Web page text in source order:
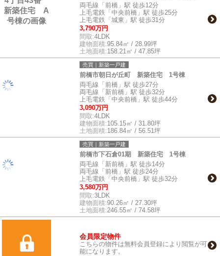
両毛線「前橋」駅 徒歩12分
上毛電鉄「中央前橋」駅 徒歩25分
上毛電鉄「城東」駅 徒歩31分
3,790万円
間取:4LDK
建物面積:95.84㎡ / 28.99坪
土地面積:158.21㎡ / 47.85坪
売買｜新築一戸建
前橋市朝日が丘町 新築住宅 1号棟
両毛線「前橋」駅 徒歩27分
両毛線「新前橋」駅 徒歩32分
上毛電鉄「中央前橋」駅 徒歩44分
3,090万円
間取:4LDK
建物面積:105.15㎡ / 31.80坪
土地面積:186.84㎡ / 56.51坪
売買｜新築一戸建
前橋市下石倉01期 新築住宅 1号棟
両毛線「新前橋」駅 徒歩14分
両毛線「前橋」駅 徒歩24分
上毛電鉄「中央前橋」駅 徒歩32分
3,580万円
間取:3LDK
建物面積:90.26㎡ / 27.30坪
土地面積:246.55㎡ / 74.58坪
会員限定物件
こちらの物件は無料会員登録により閲覧が可
能になります。